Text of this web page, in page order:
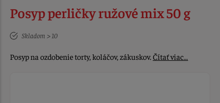
Posyp perličky ružové mix 50 g
Skladom > 10
Posyp na ozdobenie torty, koláčov, zákuskov.Čítať viac…